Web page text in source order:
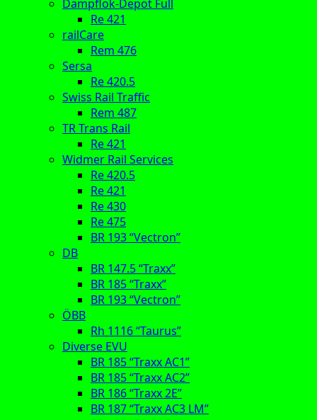
Dampflok-Depot Full
Re 421
railCare
Rem 476
Sersa
Re 420.5
Swiss Rail Traffic
Rem 487
TR Trans Rail
Re 421
Widmer Rail Services
Re 420.5
Re 421
Re 430
Re 475
BR 193 “Vectron”
DB
BR 147.5 “Traxx”
BR 185 “Traxx”
BR 193 “Vectron”
ÖBB
Rh 1116 “Taurus”
Diverse EVU
BR 185 “Traxx AC1”
BR 185 “Traxx AC2”
BR 186 “Traxx 2E”
BR 187 “Traxx AC3 LM”